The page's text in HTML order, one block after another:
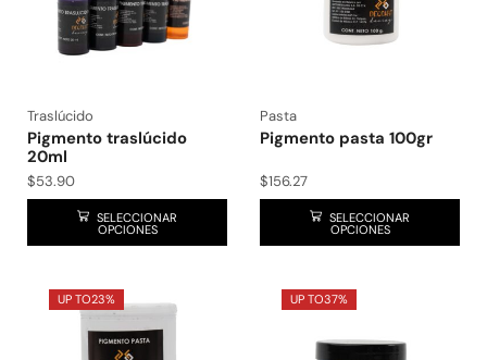
Traslúcido
Pigmento traslúcido
20ml
$53.90
SELECCIONAR
OPCIONES
Pasta
Pigmento pasta 100gr
$156.27
SELECCIONAR
OPCIONES
UP TO23% UP TO37%